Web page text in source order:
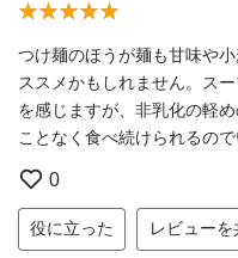
つけ麺のほうが麺も甘味や
ススメかもしれません。ス
を感じますが、非乳化の軽
ことなく食べ続けられるので
0
役に立った レビューを